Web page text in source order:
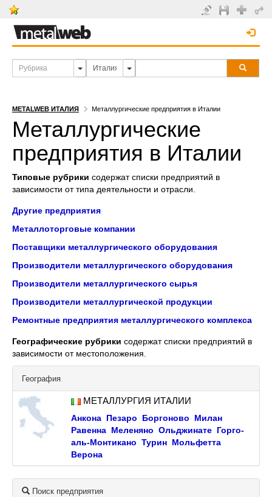
METALWEB ИТАЛИЯ Металлургические предприятия в Италии
Металлургические
предприятия в Италии
Типовые рубрики содержат списки предприятий в
зависимости от типа деятельности и отрасли.
Другие предприятия
Металлоторговые компании
Поставщики металлургического оборудования
Производители металлургического оборудования
Производители металлургического сырья
Производители металлургической продукции
Ремонтные предприятия металлургического комплекса
Географические рубрики содержат списки предприятий в
зависимости от местоположения.
География
МЕТАЛЛУРГИЯ ИТАЛИИ
Анкона Пезаро Боргоново
Милан
Равенна Меленяно Ольджинате Горго-
аль-Монтикано Турин Мольфетта
Верона
Поиск предприятия